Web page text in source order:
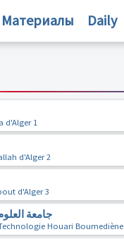
Материалы Daily
d'Alger 1
d'Alger 2
d'Alger 3
جامعة
Houari Boumediène